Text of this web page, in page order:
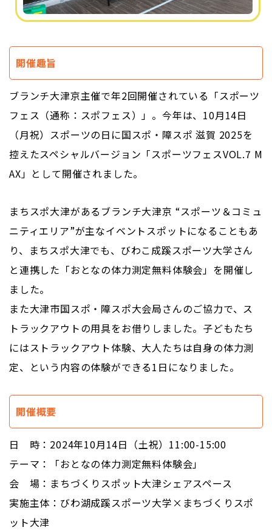
開催趣旨
ブランチ大津京主催で年2回開催されている「スポーツ
フェス（通称：スポフェス）」。今年は、10月14日
（月祝）スポーツの日に国スポ・障スポ 滋賀 2025を
控えたスペシャルバージョン「スポーツフェスVOL.7 M
AX」として開催されました。
まちスポ大津があるブランチ大津京 “スポーツ＆コミュ
ニティエリア”が主なイベントスポットになることもあ
り、まちスポ大津でも、びわこ成蹊スポーツ大学さん
と連携した「おとなの体力測定無料体験会」を開催し
ました。
また大津市国スポ・障スポ大会局さんのご協力で、ス
トラックアウトの用具をお借りしました。子どもたち
にはストラックアウト体験、大人たちは自身の体力測
定、という内容の体験ができる1日になりました。
開催概要
日 時：2024年10月14日（土祝）11:00-15:00
テーマ：「おとなの体力測定無料体験会」
会 場：まちづくりスポット大津シェアスペース
実施主体：びわ湖成蹊スポーツ大学×まちづくりスポ
ット大津